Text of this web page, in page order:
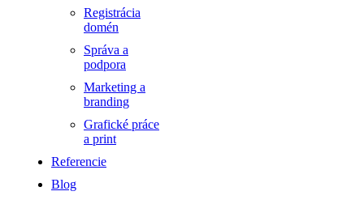
Registrácia
domén
Správa a
podpora
Marketing a
branding
Grafické práce
a print
Referencie
Blog